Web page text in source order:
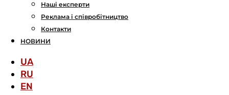
Наші експерти
Реклама і співробітництво
Контакти
НОВИНИ
UA
RU
EN